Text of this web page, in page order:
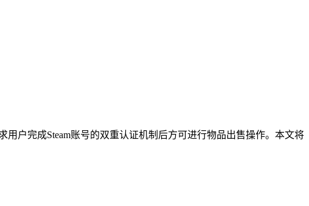
户完成Steam账号的双重认证机制后方可进行物品出售操作。本文将